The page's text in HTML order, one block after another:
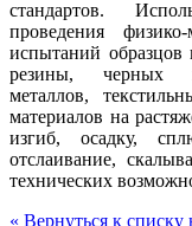
стандартов.
проведения физико-
испытаний образцов
резины, черных
металлов,
материалов на
изгиб, осадку,
отслаивание,
технических
« Вернуться к списку